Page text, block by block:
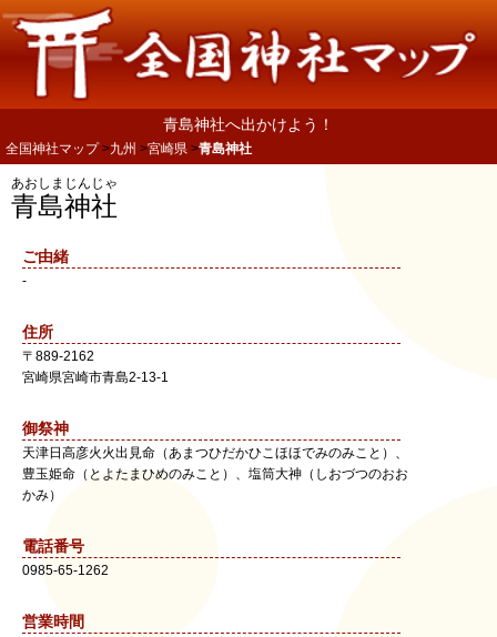
青島神社へ出かけよう！
全国神社マップ 九州 宮崎県 青島神社
青島神社
あおしまじんじゃ
ご由緒
-
住所
〒 889-2162
宮崎県宮崎市青島2-13-1
御祭神
天津日高彦火火出見命（あまつひだかひこほほでみのみこと）、
豊玉姫命（とよたまひめのみこと）、塩筒大神（しおづつのおお
かみ）
電話番号
0985-65-1262
営業時間